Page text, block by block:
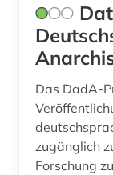
Das DadA-
zugänglich
Forschung